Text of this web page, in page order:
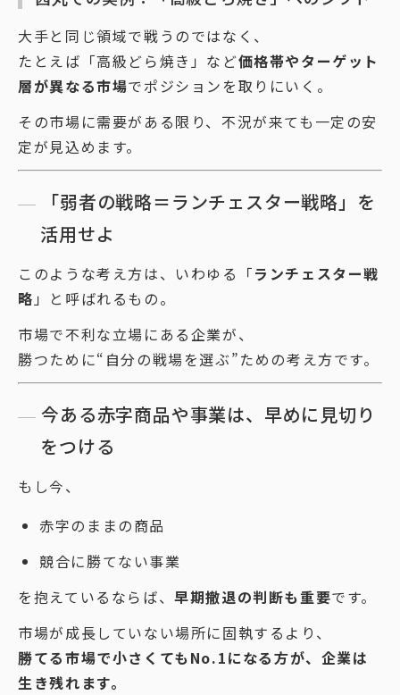
大手と同じ領域で戦うのではなく、
たとえば「高級どら焼き」など価格帯やターゲット
層が異なる市場でポジションを取りにいく。
その市場に需要がある限り、不況が来ても一定の安
定が見込めます。
「弱者の戦略＝ランチェスター戦略」を
活用せよ
このような考え方は、いわゆる「ランチェスター戦
略 」と呼ばれるもの。
市場で不利な立場にある企業が、
勝つために“自分の戦場を選ぶ”ための考え方です。
今ある赤字商品や事業は、早めに見切り
をつける
もし今、
赤字のままの商品
競合に勝てない事業
を抱えているならば、早期撤退の判断も重要です。
市場が成長していない場所に固執するより、
勝てる市場で小さくてもNo.1になる方が、企業は
生き残れます。